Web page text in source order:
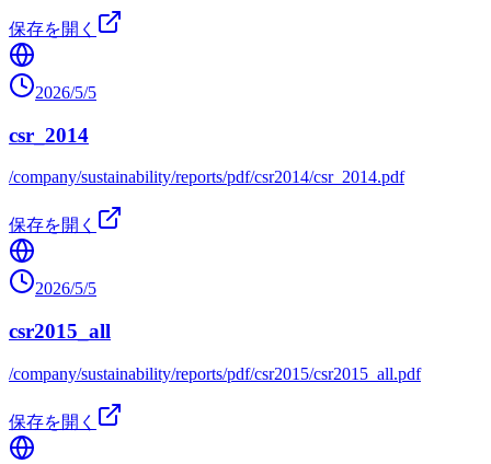
保存を開く
2026/5/5
csr_2014
/company/sustainability/reports/pdf/csr2014/csr_2014.pdf
保存を開く
2026/5/5
csr2015_all
/company/sustainability/reports/pdf/csr2015/csr2015_all.pdf
保存を開く